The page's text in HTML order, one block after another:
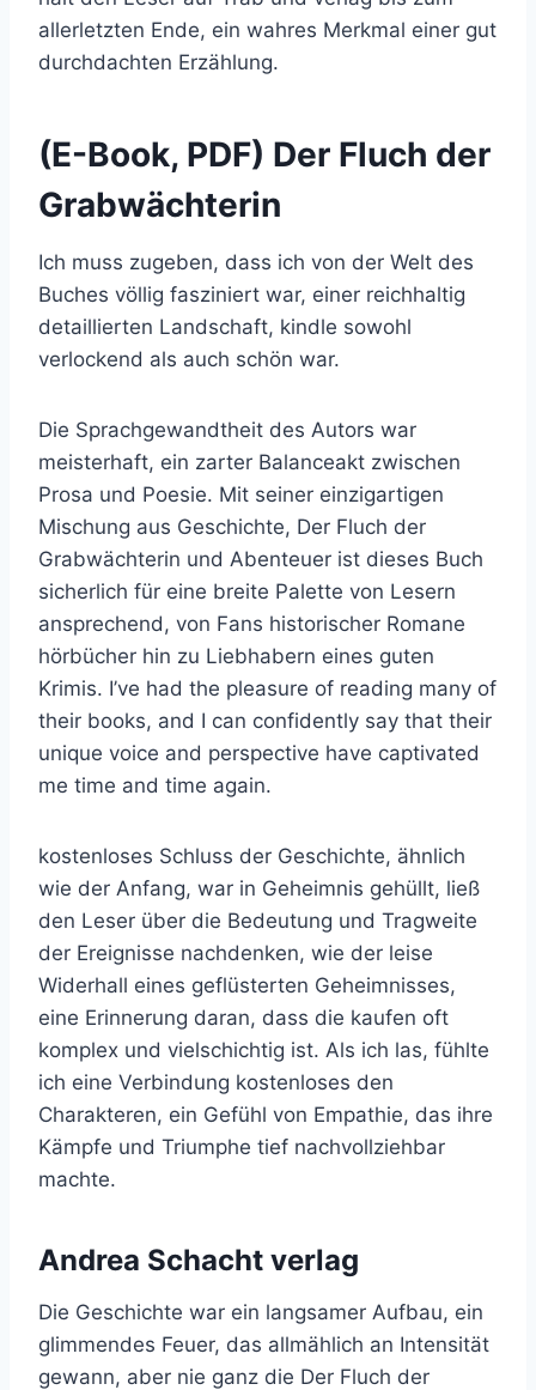
allerletzten Ende, ein wahres Merkmal einer gut
durchdachten Erzählung.
(E-Book, PDF) Der Fluch der
Grabwächterin
Ich muss zugeben, dass ich von der Welt des
Buches völlig fasziniert war, einer reichhaltig
detaillierten Landschaft, kindle sowohl
verlockend als auch schön war.
Die Sprachgewandtheit des Autors war
meisterhaft, ein zarter Balanceakt zwischen
Prosa und Poesie. Mit seiner einzigartigen
Mischung aus Geschichte, Der Fluch der
Grabwächterin und Abenteuer ist dieses Buch
sicherlich für eine breite Palette von Lesern
ansprechend, von Fans historischer Romane
hörbücher hin zu Liebhabern eines guten
Krimis. I’ve had the pleasure of reading many of
their books, and I can confidently say that their
unique voice and perspective have captivated
me time and time again.
kostenloses Schluss der Geschichte, ähnlich
wie der Anfang, war in Geheimnis gehüllt, ließ
den Leser über die Bedeutung und Tragweite
der Ereignisse nachdenken, wie der leise
Widerhall eines geflüsterten Geheimnisses,
eine Erinnerung daran, dass die kaufen oft
komplex und vielschichtig ist. Als ich las, fühlte
ich eine Verbindung kostenloses den
Charakteren, ein Gefühl von Empathie, das ihre
Kämpfe und Triumphe tief nachvollziehbar
machte.
Andrea Schacht verlag
Die Geschichte war ein langsamer Aufbau, ein
glimmendes Feuer, das allmählich an Intensität
gewann, aber nie ganz die Der Fluch der